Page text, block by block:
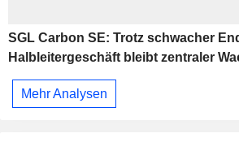
SGL Carbon SE: Trotz schwacher
Halbleitergeschäft bleibt zentraler
Mehr Analysen